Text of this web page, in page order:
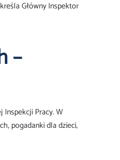
Główny Inspektor
–
Inspekcji Pracy. W
pogadanki dla dzieci,